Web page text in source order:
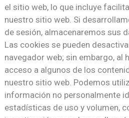
el sitio web, lo que incluye
nuestro sitio web. Si
de sesión, almacenaremos sus
Las cookies se pueden
navegador web; sin embargo, al
acceso a algunos de los
nuestro sitio web. Podemos
información no personalmente
estadísticas de uso y volumen,